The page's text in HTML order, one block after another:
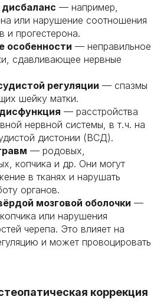
— например,
или нарушение соотношения
и прогестерона.
особенности — неправильное
сдавливающее нервные
регуляции — спазмы
шейку матки.
— расстройства
нервной системы, в т. ч. на
дистонии (ВСД).
— родовых,
копчика и др. Они могут
в тканях и нарушать
органов.
мозговой оболочки —
или нарушения
черепа. Это влияет на
и может провоцировать
коррекция